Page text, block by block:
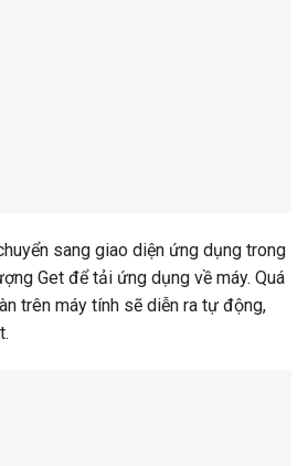
sang giao diện ứng dụng trong
Get để tải ứng dụng về máy. Quá
trên máy tính sẽ diễn ra tự động,